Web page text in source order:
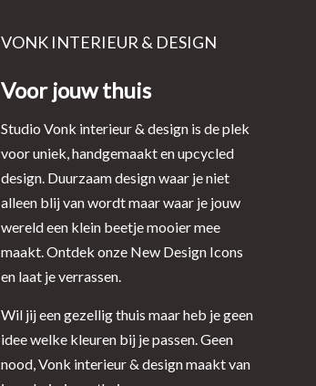
VONK INTERIEUR & DESIGN
Voor jouw thuis
Studio Vonk interieur & design is de plek
voor uniek, handgemaakt en upcycled
design. Duurzaam design waar je niet
alleen blij van wordt maar waar je jouw
wereld een klein beetje mooier mee
maakt. Ontdek onze New Design Icons
en laat je verrassen.
Wil jij een gezellig thuis maar heb je geen
idee welke kleuren bij je passen. Geen
nood, Vonk interieur & design maakt van